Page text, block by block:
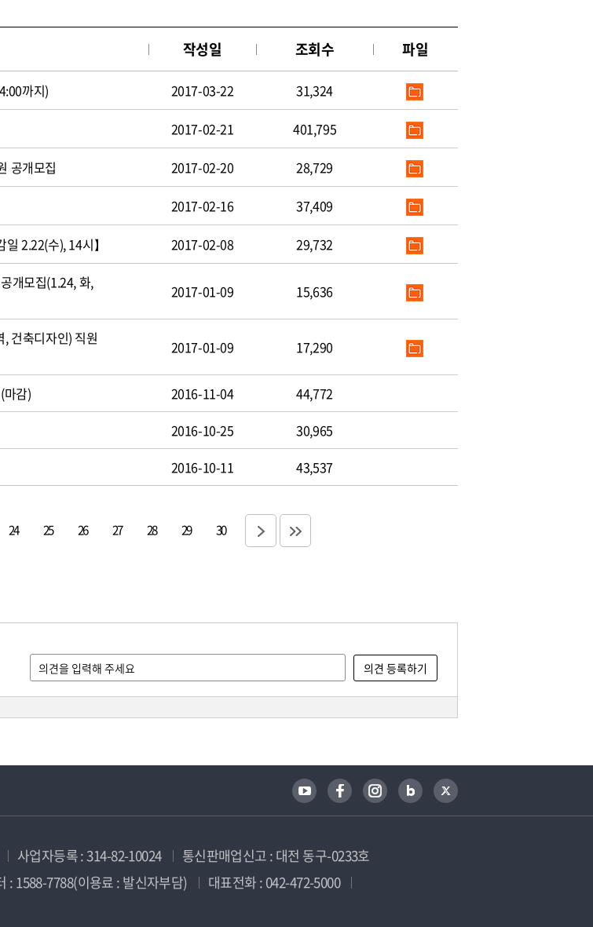
작성일 조회수 파일
까지) 2017-03-22 31,324
2017-02-21 401,795
공개모집 2017-02-20 28,729
2017-02-16 37,409
2.22(수), 14시】 2017-02-08 29,732
개모집(1.24, 화,
2017-01-09 15,636
건축디자인) 직원
2017-01-09 17,290
마감) 2016-11-04
44,772
2016-10-25
30,965
2016-10-11 43,537
24 25 26 27 28 29 30
사업자등록 : 314-82-10024
통신판매업신고 : 대전 동구-0233호
: 1588-7788(이용료 : 발신자부담)
대표전화 : 042-472-5000